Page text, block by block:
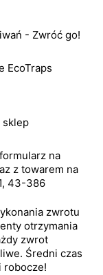
- Zwróć go!
EcoTraps
sklep
na
z towarem na
43-386
zwrotu
otrzymania
zwrot
Średni czas
robocze!